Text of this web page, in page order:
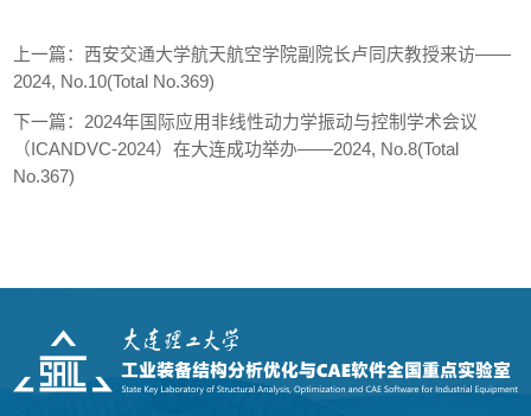
上一篇： 西安交通大学航天航空学院副院长卢同庆教授来访——
2024, No.10(Total No.369)
下一篇： 2024年国际应用非线性动力学振动与控制学术会议
（ICANDVC-2024）在大连成功举办——2024, No.8(Total
No.367)